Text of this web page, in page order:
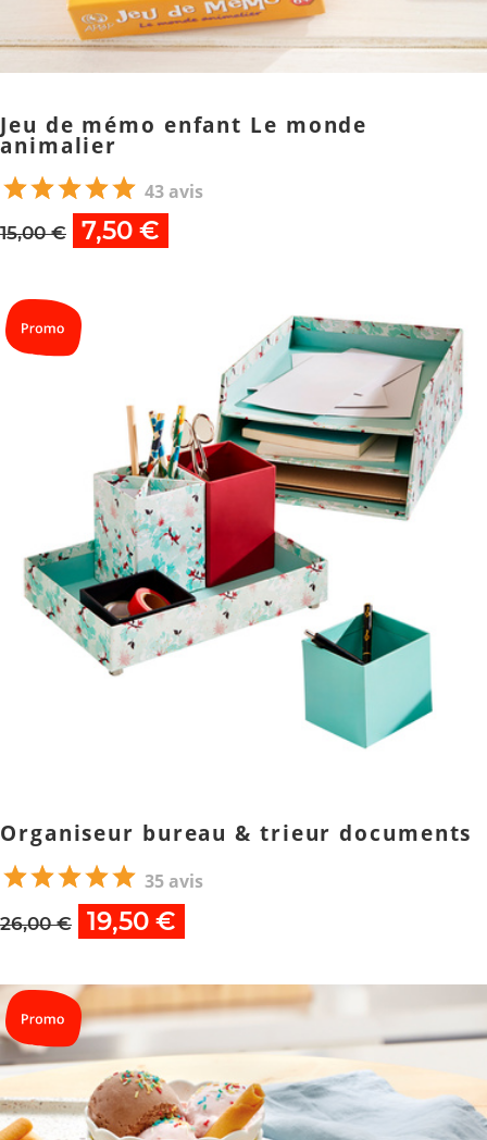
Jeu de mémo enfant Le monde
animalier
43 avis
15,00 € 7,50 €
Organiseur bureau & trieur documents
35 avis
26,00 € 19,50 €